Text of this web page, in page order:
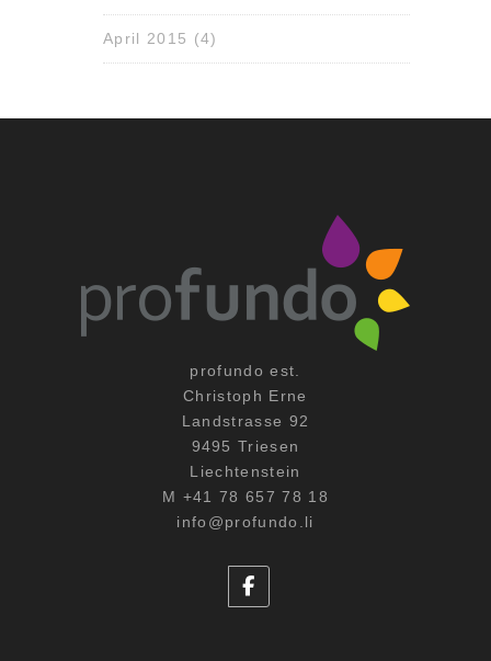
April 2015 (4)
profundo est.
Christoph Erne
Landstrasse 92
9495 Triesen
Liechtenstein
M +41 78 657 78 18
info@profundo.li